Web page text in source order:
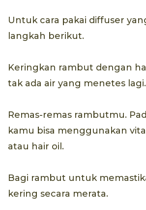
Untuk cara pakai diffuser
langkah berikut.
Keringkan rambut dengan
tak ada air yang menetes lagi.
Remas-remas rambutmu.
kamu bisa menggunakan
atau hair oil.
Bagi rambut untuk
kering secara merata.